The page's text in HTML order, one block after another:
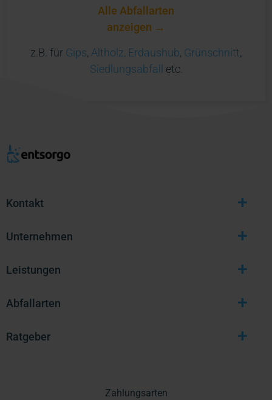
Alle Abfallarten
anzeigen →
z.B. für Gips, Altholz, Erdaushub, Grünschnitt,
Siedlungsabfall
etc.
Kontakt +
Unternehmen +
Leistungen +
Abfallarten +
Ratgeber +
Zahlungsarten